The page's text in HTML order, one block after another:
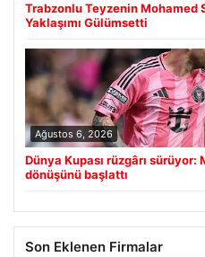
Trabzonlu Teyzenin Mohamed
Yaklaşımı Gülümsetti
Ağustos 6, 2026
Dünya Kupası rüzgârı sürüyor:
dönüşünü başlattı
Son Eklenen Firmalar